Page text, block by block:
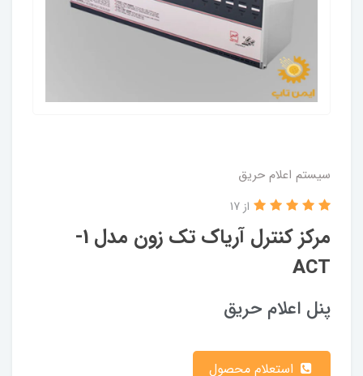
سیستم اعلام حریق
مرکز کنترل آریاک تک زون مدل 1-
ACT
از 17
پنل اعلام حریق